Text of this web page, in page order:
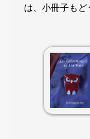
は、小冊子もど